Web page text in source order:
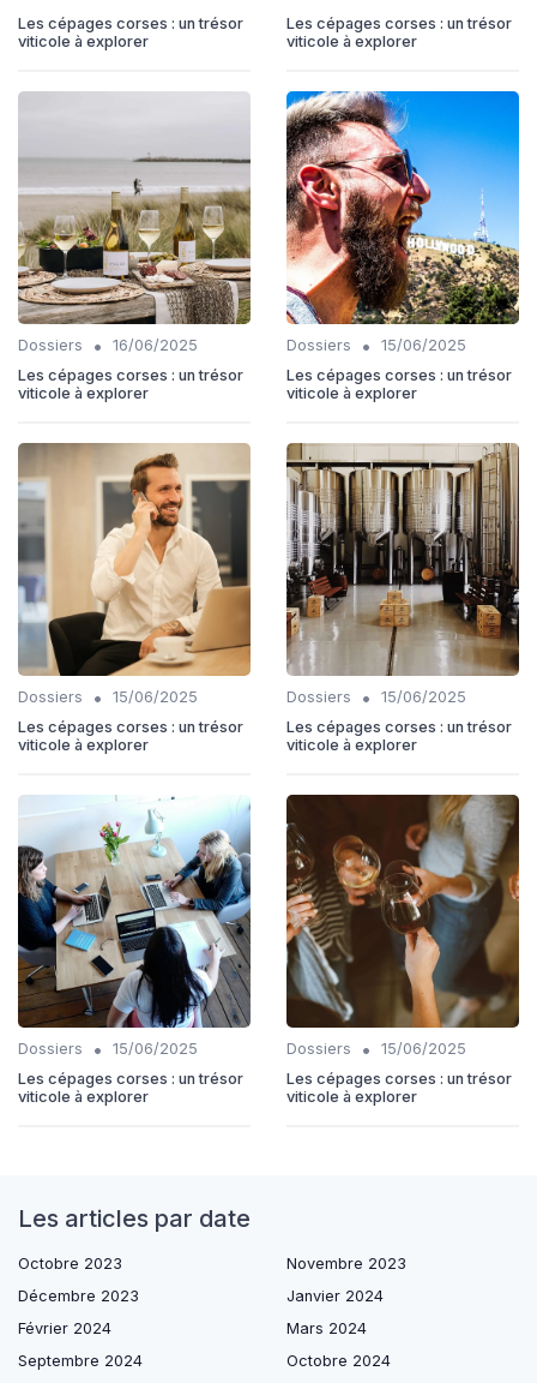
Les cépages corses : un trésor
viticole à explorer
Les cépages corses : un trésor
viticole à explorer
Dossiers •
16/06/2025
Les cépages corses : un trésor
viticole à explorer
Dossiers •
15/06/2025
Les cépages corses : un trésor
viticole à explorer
Dossiers •
15/06/2025
Les cépages corses : un trésor
viticole à explorer
Dossiers •
15/06/2025
Les cépages corses : un trésor
viticole à explorer
Dossiers •
15/06/2025
Les cépages corses : un trésor
viticole à explorer
Dossiers •
15/06/2025
Les cépages corses : un trésor
viticole à explorer
Les articles par date
Octobre 2023
Novembre 2023
Décembre 2023
Janvier 2024
Février 2024
Mars 2024
Septembre 2024
Octobre 2024